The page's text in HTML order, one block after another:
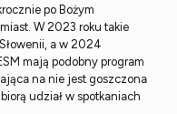
po Bożym
W 2023 roku takie
a w 2024
mają podobny program
na nie jest goszczona
udział w spotkaniach